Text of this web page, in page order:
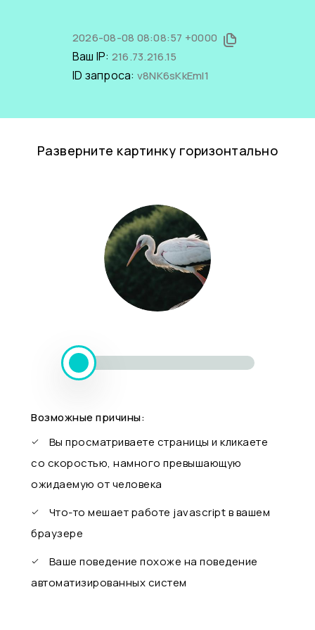
2026-08-08 08:08:57 +0000
Ваш IP: 216.73.216.15
ID запроса: v8NK6sKkEmI1
Разверните картинку горизонтально
Возможные причины:
Вы просматриваете страницы и кликаете
со скоростью, намного превышающую
ожидаемую от человека
Что-то мешает работе javascript в вашем
браузере
Ваше поведение похоже на поведение
автоматизированных систем